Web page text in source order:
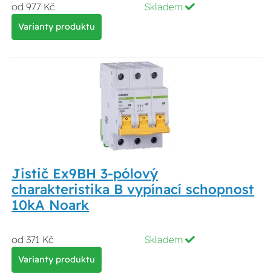
od 977 Kč Skladem
Varianty produktu
Jistič Ex9BH 3-pólový
charakteristika B vypínací schopnost
10kA Noark
od 371 Kč Skladem
Varianty produktu